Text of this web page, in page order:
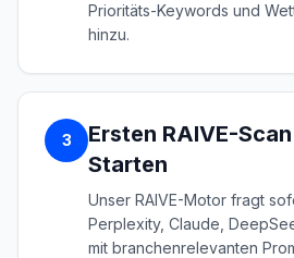
Prioritäts-Keywords und
hinzu.
3
Ersten RAIVE-Scan
Starten
Unser RAIVE-Motor fragt
Perplexity, Claude,
mit branchenrelevanten